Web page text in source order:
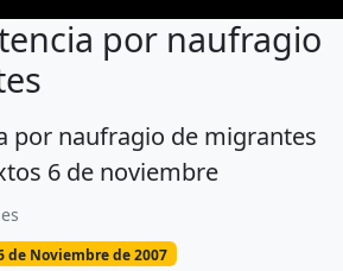
por naufragio
por naufragio de migrantes
por naufragio de migrantes
6 de noviembre
de Noviembre de 2007